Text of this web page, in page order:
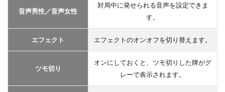
音声男性／音声女性
対局中に発せられる音声を設定できま
す。
エフェクト エフェクトのオンオフを切り替えます。
ツモ切り
オンにしておくと、ツモ切りした牌がグ
レーで表示されます。